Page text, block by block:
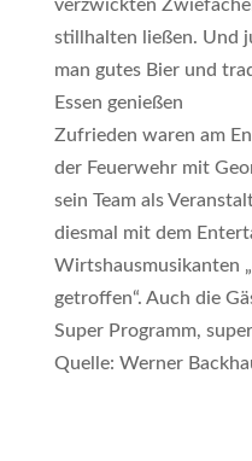
verzwickten
stillhalten ließen. Und
man gutes Bier und
Essen genießen
Zufrieden waren am
der Feuerwehr mit
sein Team als
diesmal mit dem
Wirtshausmusikanten
getroffen“. Auch die
Super Programm,
Quelle: Werner